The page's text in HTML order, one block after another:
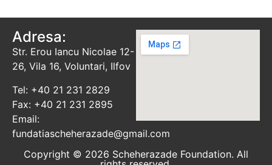
Adresa:
Str. Erou Iancu Nicolae 12-
26, Vila 16, Voluntari, Ilfov
Tel: +40 21 231 2829
Fax: +40 21 231 2895
Email:
fundatiascheherazade@gmail.com
Copyright © 2026 Scheherazade Foundation. All